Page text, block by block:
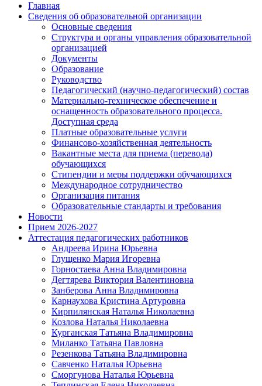
Главная
Сведения об образовательной организации
Основные сведения
Структура и органы управления образовательной
организацией
Документы
Образование
Руководство
Педагогический (научно-педагогический) состав
Материально-техническое обеспечение и
оснащенность образовательного процесса.
Доступная среда
Платные образовательные услуги
Финансово-хозяйственная деятельность
Вакантные места для приема (перевода)
обучающихся
Стипендии и меры поддержки обучающихся
Международное сотрудничество
Организация питания
Образовательные стандарты и требования
Новости
Прием 2026-2027
Аттестация педагогических работников
Андреева Ирина Юрьевна
Глущенко Мария Игоревна
Горностаева Анна Владимировна
Дегтярева Виктория Валентиновна
Занберова Анна Владимировна
Карнаухова Кристина Артуровна
Кирпилянская Наталья Николаевна
Козлова Наталья Николаевна
Курганская Татьяна Владимировна
Миланко Татьяна Павловна
Резенкова Татьяна Владимировна
Савченко Наталья Юрьевна
Сморгунова Наталья Юрьевна